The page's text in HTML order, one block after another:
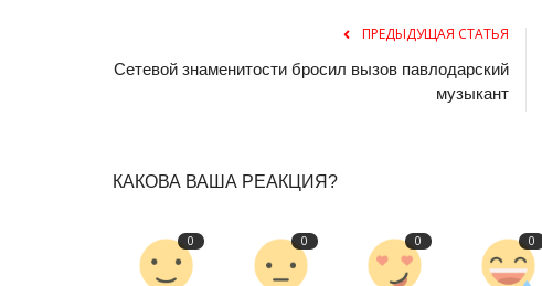
ПРЕДЫДУЩАЯ СТАТЬЯ
Сетевой знаменитости бросил вызов павлодарский
музыкант
КАКОВА ВАША РЕАКЦИЯ?
0 0 0 0